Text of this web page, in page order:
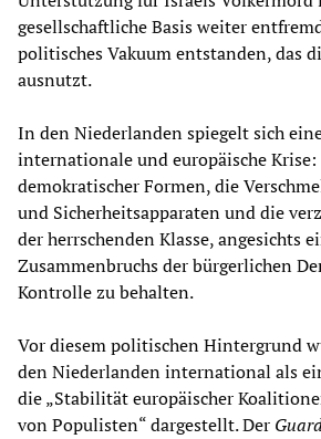
gesellschaftliche Basis weiter
politisches Vakuum entstanden, das
ausnutzt.
In den Niederlanden spiegelt sich
internationale und europäische
demokratischer Formen, die
und Sicherheitsapparaten und die
der herrschenden Klasse, angesichts
Zusammenbruchs der bürgerlichen
Kontrolle zu behalten.
Vor diesem politischen Hintergrund
den Niederlanden international als
die „Stabilität europäischer
von Populisten“ dargestellt. Der